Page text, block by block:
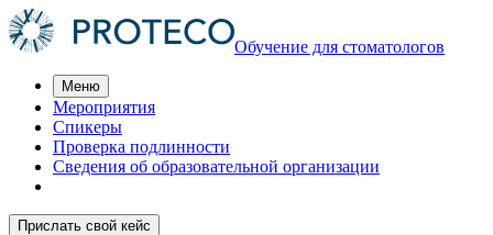
Обучение для стоматологов
Меню
Мероприятия
Спикеры
Проверка подлинности
Сведения об образовательной организации
Прислать свой кейс